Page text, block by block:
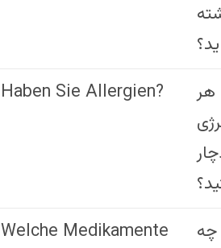
Haben Sie Allergien?
هر
Welche Medikamente
چه